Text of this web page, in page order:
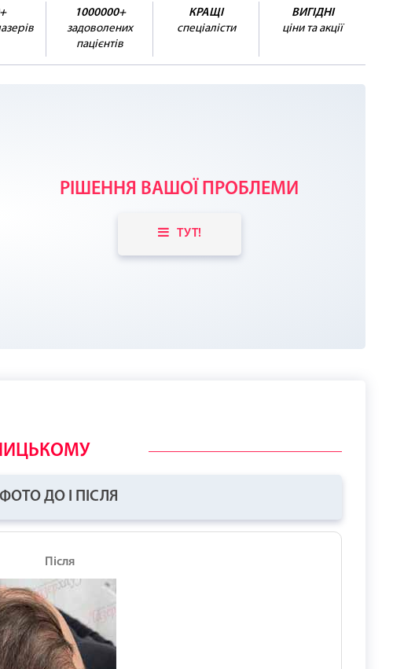
1000000+
задоволених
пацієнтів
КРАЩІ
спеціалісти
ВИГІДНІ
ціни та акції
РІШЕННЯ ВАШОЇ ПРОБЛЕМИ
ТУТ!
ДО І ПІСЛЯ
Після